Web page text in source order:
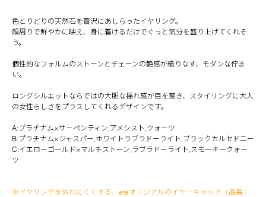
色とりどりの天然石を贅沢にあしらったイヤリング。
顔周りで鮮やかに映え、身に着けるだけでぐっと気分を盛り上げてくれそ
う。
個性的なフォルムのストーンとチェーンの艶感が織りなす、モダンな佇ま
い。
ロングシルエットならではの大胆な揺れ感が目を惹き、スタイリングに大人
の女性らしさをプラスしてくれるデザインです。
A:プラチナム×サーペンティン,アメシスト,クォーツ
B:プラチナム×ジャスパー,ホワイトラブラドーライト,ブラックカルセドニー
C:イエローゴールド×マルチストーン,ラブラドーライト,スモーキークォー
ツ
※イヤリングを外れにくくする、eteオリジナルのイヤーキャッチ（品番：